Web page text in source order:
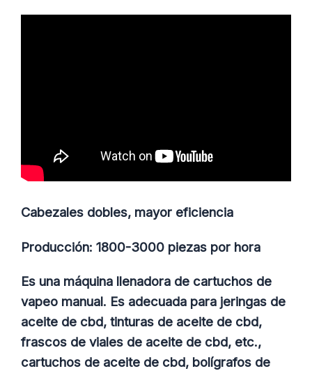
Cabezales dobles, mayor eficiencia
Producción: 1800-3000 piezas por hora
Es una máquina llenadora de cartuchos de
vapeo manual. Es adecuada para jeringas de
aceite de cbd, tinturas de aceite de cbd,
frascos de viales de aceite de cbd, etc.,
cartuchos de aceite de cbd, bolígrafos de